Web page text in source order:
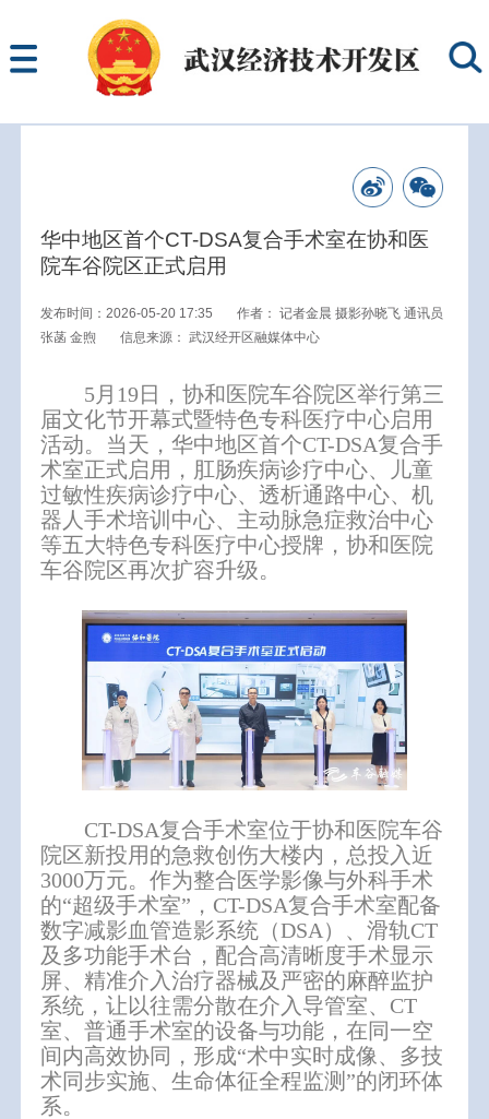
华中地区首个CT-DSA复合手术室在协和医
院车谷院区正式启用
发布时间：2026-05-20 17:35 作者： 记者金晨 摄影孙晓飞 通讯员
张菡 金煦
信息来源： 武汉经开区融媒体中心
5月19日，协和医院车谷院区举行第三
届文化节开幕式暨特色专科医疗中心启用
活动。当天，华中地区首个CT-DSA复合手
术室正式启用，肛肠疾病诊疗中心、儿童
过敏性疾病诊疗中心、透析通路中心、机
器人手术培训中心、主动脉急症救治中心
等五大特色专科医疗中心授牌，协和医院
车谷院区再次扩容升级。
CT-DSA复合手术室位于协和医院车谷
院区新投用的急救创伤大楼内，总投入近
3000万元。作为整合医学影像与外科手术
的“超级手术室”，CT-DSA复合手术室配备
数字减影血管造影系统（DSA）、滑轨CT
及多功能手术台，配合高清晰度手术显示
屏、精准介入治疗器械及严密的麻醉监护
系统，让以往需分散在介入导管室、CT
室、普通手术室的设备与功能，在同一空
间内高效协同，形成“术中实时成像、多技
术同步实施、生命体征全程监测”的闭环体
系。